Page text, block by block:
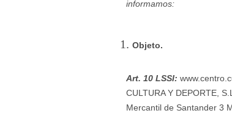
informamos:
Objeto.
Art. 10 LSSI:
CULTURA Y DEPORTE,
Mercantil de Santander 3